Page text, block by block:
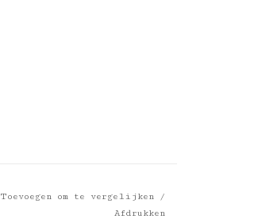
Toevoegen om te vergelijken
/
Afdrukken